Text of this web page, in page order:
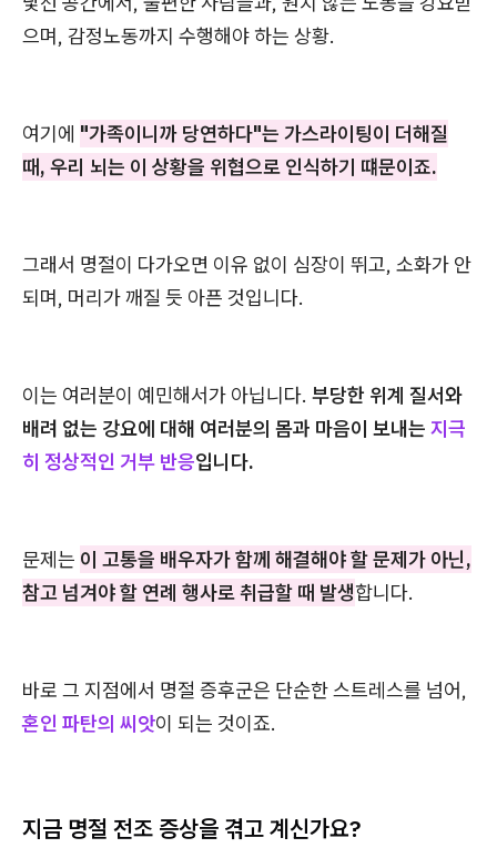
으며, 감정노동까지 수행해야 하는 상황.
여기에 "가족이니까 당연하다"는 가스라이팅이 더해질
때, 우리 뇌는 이 상황을 위협으로 인식하기 떄문이죠.
그래서 명절이 다가오면 이유 없이 심장이 뛰고, 소화가 안
되며, 머리가 깨질 듯 아픈 것입니다.
이는 여러분이 예민해서가 아닙니다. 부당한 위계 질서와
배려 없는 강요에 대해 여러분의 몸과 마음이 보내는 지극
히 정상적인 거부 반응입니다.
문제는 이 고통을 배우자가 함께 해결해야 할 문제가 아닌,
참고 넘겨야 할 연례 행사로 취급할 때 발생합니다.
바로 그 지점에서 명절 증후군은 단순한 스트레스를 넘어,
혼인 파탄의 씨앗이 되는 것이죠.
지금 명절 전조 증상을 겪고 계신가요?